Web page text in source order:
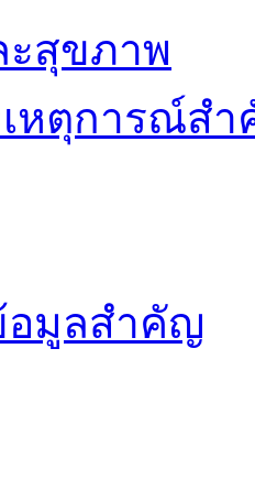
สุขภาพ
หตุการณ์ส
อมูลสำคัญ